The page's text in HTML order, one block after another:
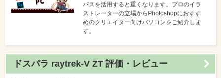
パスを活用すると重くなります。プロのイラ
ストレーターの立場からPhotoshopにおすす
めのクリエイター向けパソコンをご紹介しま
す。
ドスパラ raytrek-V ZT 評価・レビュー